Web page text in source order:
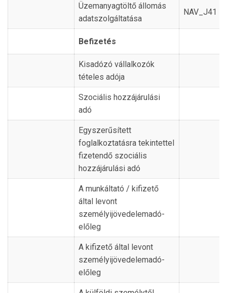
Üzemanyagtöltő állomás
adatszolgáltatása
NAV_J41
Befizetés
Kisadózó vállalkozók
tételes adója
Szociális hozzájárulási
adó
Egyszerűsített
foglalkoztatásra tekintettel
fizetendő szociális
hozzájárulási adó
A munkáltató / kifizető
által levont
személyijövedelemadó-
előleg
A kifizető által levont
személyijövedelemadó-
előleg